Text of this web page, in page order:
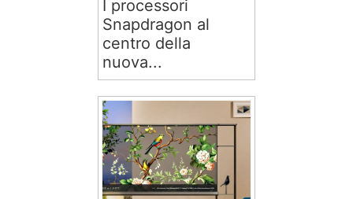
I processori
Snapdragon al
centro della
nuova...